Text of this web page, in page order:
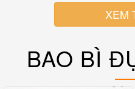
XEM
BAO BÌ